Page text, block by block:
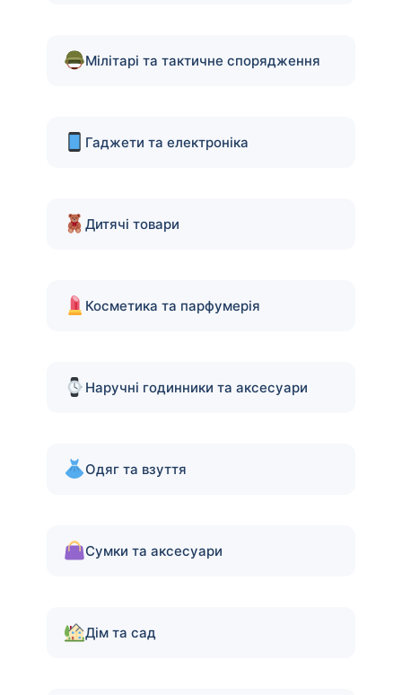
Мілітарі та тактичне спорядження
Гаджети та електроніка
Дитячі товари
Косметика та парфумерія
Наручні годинники та аксесуари
Одяг та взуття
Сумки та аксесуари
Дім та сад